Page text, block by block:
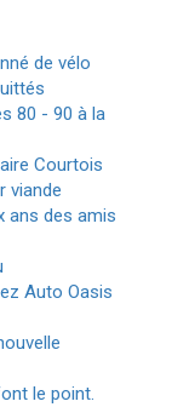
de vélo
80 - 90 à la
Courtois
viande
ans des amis
Auto Oasis
le point.